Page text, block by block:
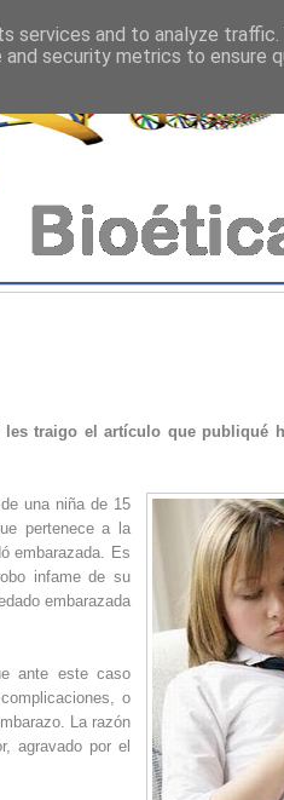
traigo el artículo que publiqué
una niña de 15
pertenece a la
embarazada. Es
infame de su
embarazada
ante este caso
o
La razón
agravado por el
services and to analyze traffic.
security metrics to ensure